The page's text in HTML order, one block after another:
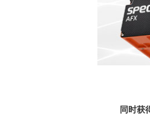
同时获
高光
· The role of technology transfer to
· Mapping the Spectral Soil Quality
· Mapping of macro and micro
· Quantification of dead vegetation
Geoinformation.Volume 58, June 2017,